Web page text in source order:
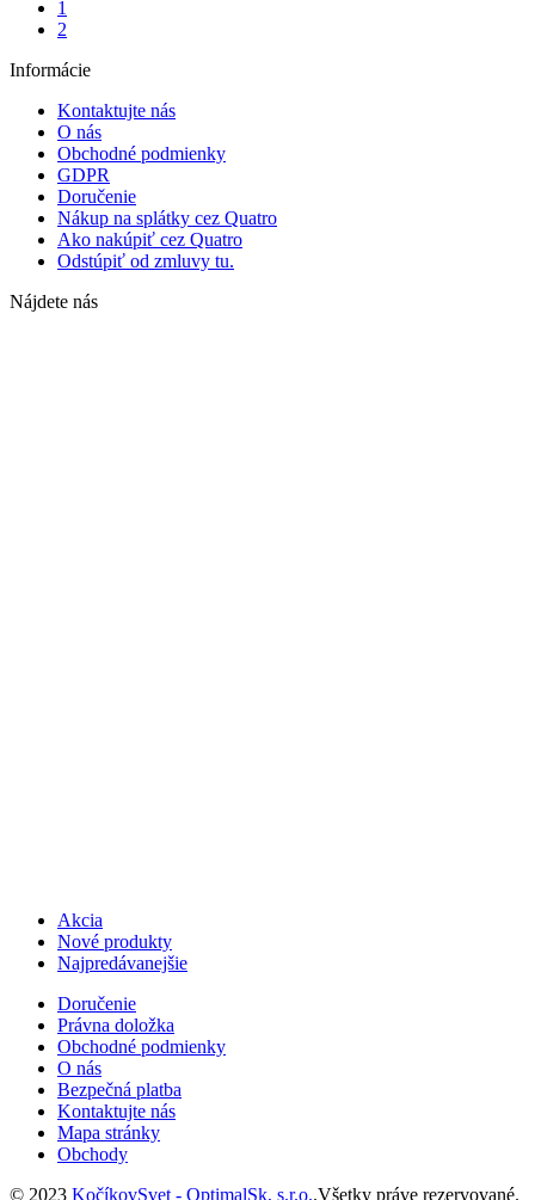
1
2
Informácie
Kontaktujte nás
O nás
Obchodné podmienky
GDPR
Doručenie
Nákup na splátky cez Quatro
Ako nakúpiť cez Quatro
Odstúpiť od zmluvy tu.
Nájdete nás
Akcia
Nové produkty
Najpredávanejšie
Doručenie
Právna doložka
Obchodné podmienky
O nás
Bezpečná platba
Kontaktujte nás
Mapa stránky
Obchody
© 2023 KočíkovSvet - OptimalSk, s.r.o..Všetky práve rezervované.